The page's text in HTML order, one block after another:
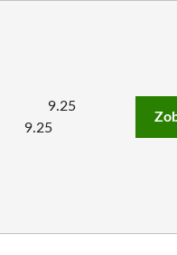
9.25
9.25